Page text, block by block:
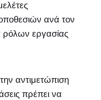
ανά τον
ρόλων εργασίας
αντιμετώπιση
πρέπει να